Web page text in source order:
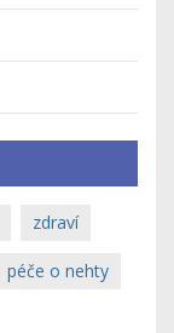
zdraví
péče o nehty